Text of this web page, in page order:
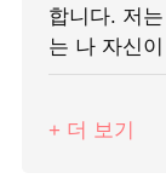
합니다. 저
는 나 자신
+ 더 보기